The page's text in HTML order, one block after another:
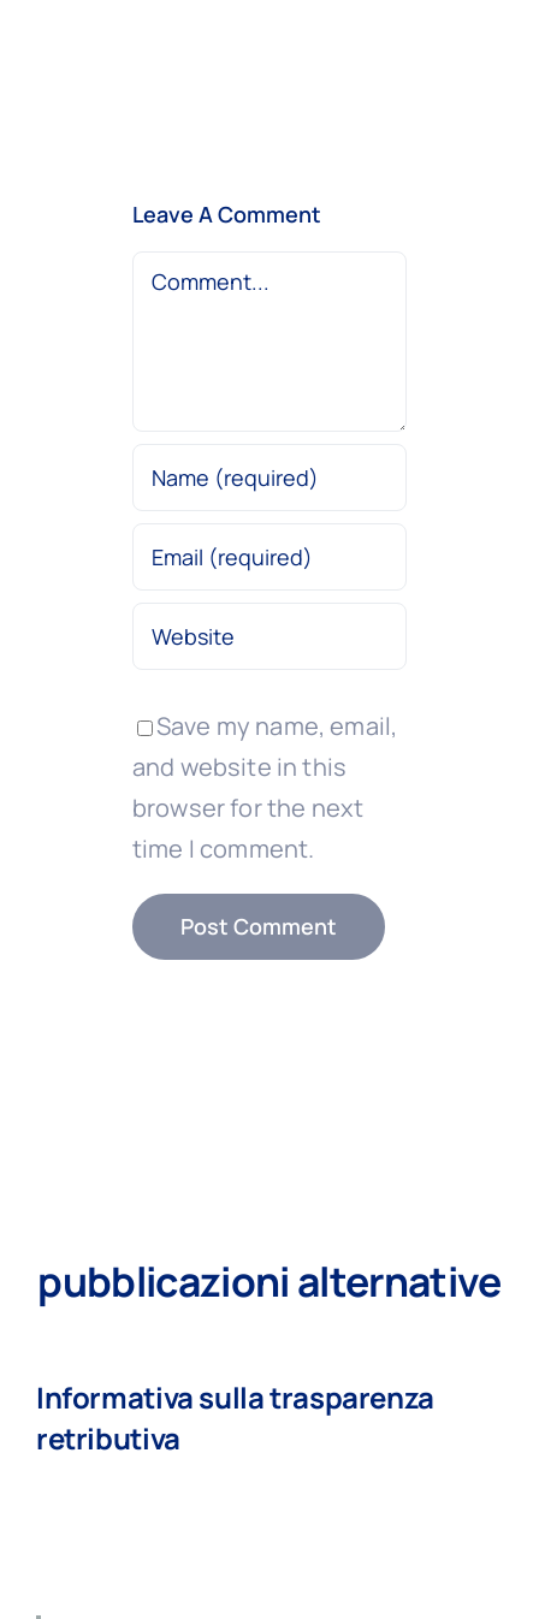
Leave A Comment
Comment
Save my name, email,
and website in this
browser for the next
time I comment.
pubblicazioni alternative
Informativa sulla trasparenza
retributiva